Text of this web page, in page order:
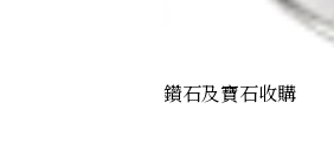
鑽石及寶石收購